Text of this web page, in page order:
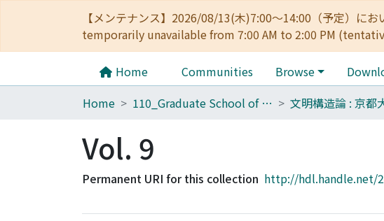
【メンテナンス】2026/08/13(木)7:00～14:00（予定）に
temporarily unavailable from 7:00 AM to 2:00 PM
Home Communities Browse
Home
110_Graduate School of Human and Environmental Studies
Vol. 9
Permanent URI for this collection http://hdl.handle.net/